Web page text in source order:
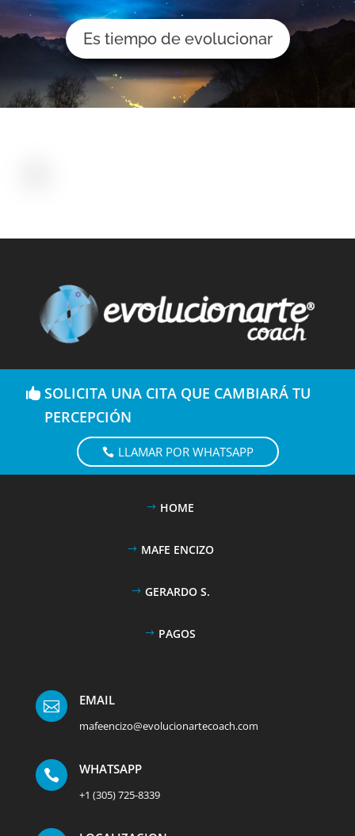
Es tiempo de evolucionar
SOLICITA UNA CITA QUE CAMBIARÁ TU
PERCEPCIÓN
LLAMAR POR WHATSAPP
HOME
MAFE ENCIZO
GERARDO S.
PAGOS
 EMAIL
mafeencizo@evolucionartecoach.com
 WHATSAPP
+1 (305) 725-8339